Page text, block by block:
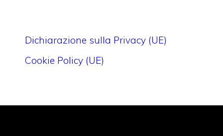
Dichiarazione sulla Privacy (UE)
Cookie Policy (UE)